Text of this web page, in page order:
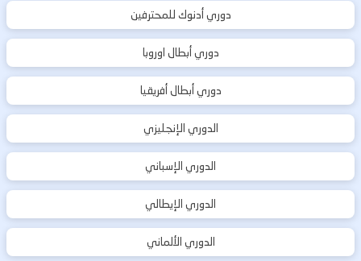
دوري أدنوك للمحترفين
دوري أبطال اوروبا
دوري أبطال أفريقيا
الدوري الإنجليزي
الدوري الإسباني
الدوري الإيطالي
الدوري الألماني